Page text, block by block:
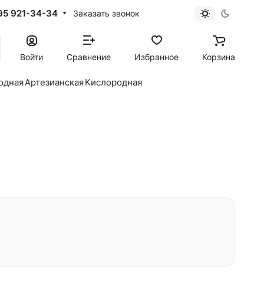
921-34-34 Заказать звонок
Войти Сравнение Избранное Корзина
АртезианскаяКислородная